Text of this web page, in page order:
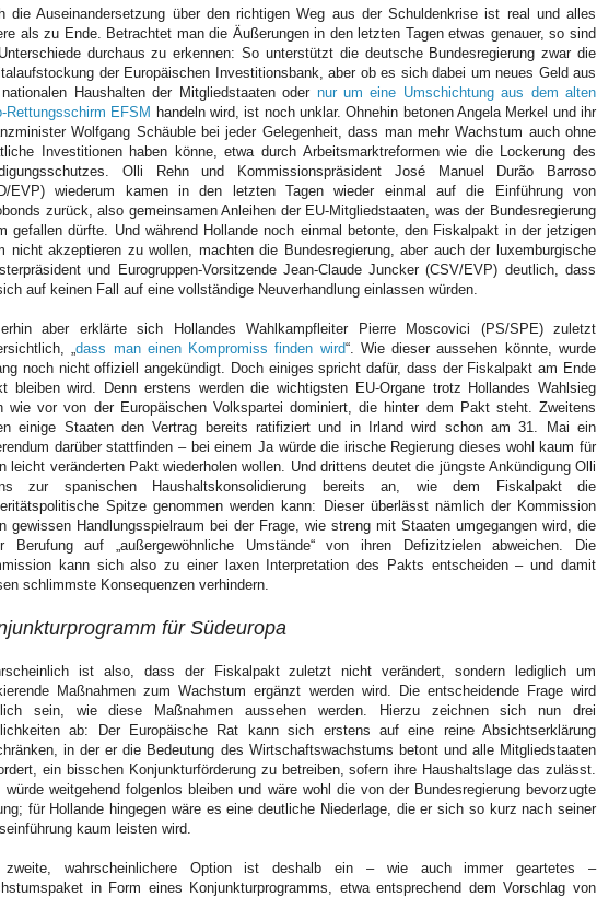
die Auseinandersetzung über den richtigen Weg aus der Schuldenkrise ist real und alles
als zu Ende. Betrachtet man die Äußerungen in den letzten Tagen etwas genauer, so sind
durchaus zu erkennen: So unterstützt die deutsche Bundesregierung zwar die
der Europäischen Investitionsbank, aber ob es sich dabei um neues Geld aus
Haushalten der Mitgliedstaaten oder nur um eine Umschichtung aus dem alten
Rettungsschirm EFSM handeln wird, ist noch unklar. Ohnehin betonen Angela Merkel und ihr
Wolfgang Schäuble bei jeder Gelegenheit, dass man mehr Wachstum auch ohne
Investitionen haben könne, etwa durch Arbeitsmarktreformen wie die Lockerung des
Olli Rehn und Kommissionspräsident José Manuel Durão Barroso
EVP) wiederum kamen in den letzten Tagen wieder einmal auf die Einführung von
zurück,also gemeinsamen Anleihen der EU-Mitgliedstaaten, was der Bundesregierung
gefallen dürfte. Und während Hollande noch einmal betonte, den Fiskalpakt in der jetzigen
nicht akzeptieren zu wollen, machten die Bundesregierung, aber auch der luxemburgische
und Eurogruppen-Vorsitzende Jean-Claude Juncker (CSV/EVP) deutlich, dass
auf keinen Fall auf eine vollständige Neuverhandlung einlassen würden.
aber erklärte sich Hollandes Wahlkampfleiter Pierre Moscovici (PS/SPE) zuletzt
„dass man einen Kompromiss finden wird“. Wie dieser aussehen könnte, wurde
noch nicht offiziell angekündigt. Doch einiges spricht dafür, dass der Fiskalpakt am Ende
bleiben wird. Denn erstens werden die wichtigsten EU-Organe trotz Hollandes Wahlsieg
wie vor von der Europäischen Volkspartei dominiert, die hinter dem Pakt steht. Zweitens
einige Staaten den Vertrag bereits ratifiziert und in Irland wird schon am 31. Mai ein
darüber stattfinden – bei einem Ja würde die irische Regierung dieses wohl kaum für
leicht veränderten Pakt wiederholen wollen. Und drittens deutet die jüngste Ankündigung Olli
zur spanischen Haushaltskonsolidierung bereits an, wie dem Fiskalpakt die
Spitze genommen werden kann: Dieser überlässt nämlich der Kommission
gewissen Handlungsspielraum bei der Frage, wie streng mit Staaten umgegangen wird, die
Berufung auf „außergewöhnliche Umstände“ von ihren Defizitzielen abweichen. Die
kann sich also zu einer laxen Interpretation des Pakts entscheiden – und damit
schlimmste Konsequenzen verhindern.
für Südeuropa
ist also, dass der Fiskalpakt zuletzt nicht verändert, sondern lediglich um
Maßnahmen zum Wachstum ergänzt werden wird. Die entscheidende Frage wird
sein, wie diese Maßnahmen aussehen werden. Hierzu zeichnen sich nun drei
ab: Der Europäische Rat kann sich erstens auf eine reine Absichtserklärung
in der er die Bedeutung des Wirtschaftswachstums betont und alle Mitgliedstaaten
ein bisschen Konjunkturförderung zu betreiben, sofern ihre Haushaltslage das zulässt.
würde weitgehend folgenlos bleiben und wäre wohl die von der Bundesregierung bevorzugte
für Hollande hingegen wäre es eine deutliche Niederlage, die er sich so kurz nach seiner
kaum leisten wird.
zweite, wahrscheinlichere Option ist deshalb ein – wie auch immer geartetes –
in Form eines Konjunkturprogramms, etwa entsprechend dem Vorschlag von